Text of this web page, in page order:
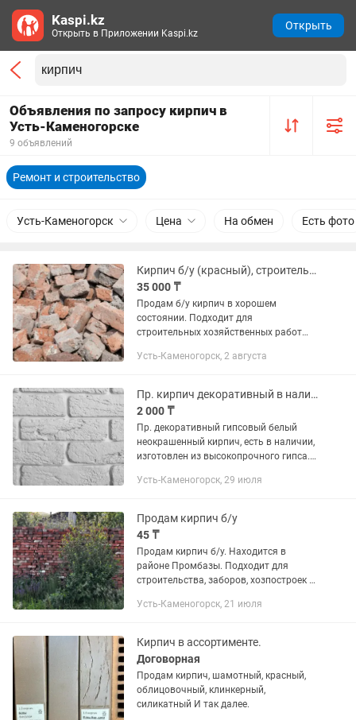
Объявления по запросу кирпич в
Усть-Каменогорске
9 объявлений
Ремонт и строительство
Усть-Каменогорск Цена На обмен Есть фото
Кирпич б/у (красный), строительный, после демонтажа
35 000 ₸
Продам б/у кирпич в хорошем
состоянии. Подходит для
строительных хозяйственных работ
Натуральный обожжённый кирпич ✔
как целый, так...
Усть-Каменогорск, 2 августа
Пр. кирпич декоративный в наличии
2 000 ₸
Пр. декоративный гипсовый белый
неокрашенный кирпич, есть в наличии,
изготовлен из высокопрочного гипса.
"Соты",-2000тг- 1кв.м., р-н Пристани,
Усть-Каменогорск, 29 июля
Продам кирпич б/у
45 ₸
Продам кирпич б/у. Находится в
районе Промбазы. Подходит для
строительства, заборов, хозпостроек и
Усть-Каменогорск, 21 июля
Кирпич в ассортименте.
Договорная
Продам кирпич, шамотный, красный,
облицовочный, клинкерный,
силикатный И так далее.
Kaspi.kz
Открыть в Приложении Kaspi.kz
Открыть